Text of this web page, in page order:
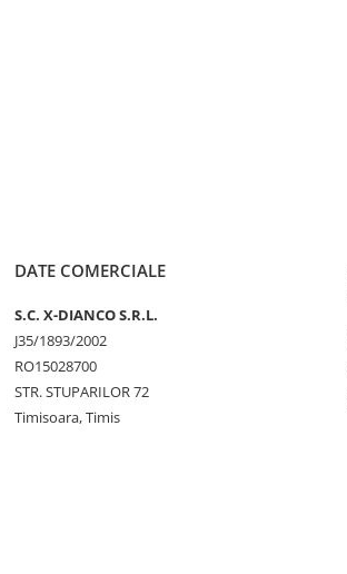
DATE COMERCIALE
S.C. X-DIANCO S.R.L.
J35/1893/2002
RO15028700
STR. STUPARILOR 72
Timisoara, Timis